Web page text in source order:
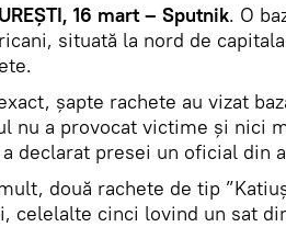
16 mart – Sputnik. O
situată la nord de
șapte rachete au vizat
nu a provocat victime și nici
declarat presei un oficial din
două rachete de tip
celelalte cinci lovind un sat